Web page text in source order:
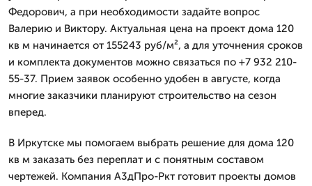
Федорович, а при необходимости задайте вопрос
Валерию и Виктору. Актуальная цена на проект дома 120
кв м начинается от 155243 руб/м², а для уточнения сроков
и комплекта документов можно связаться по +7 932 210-
55-37. Прием заявок особенно удобен в августе, когда
многие заказчики планируют строительство на сезон
вперед.
В Иркутске мы помогаем выбрать решение для дома 120
кв м заказать без переплат и с понятным составом
чертежей. Компания А3дПро-Ркт готовит проекты домов